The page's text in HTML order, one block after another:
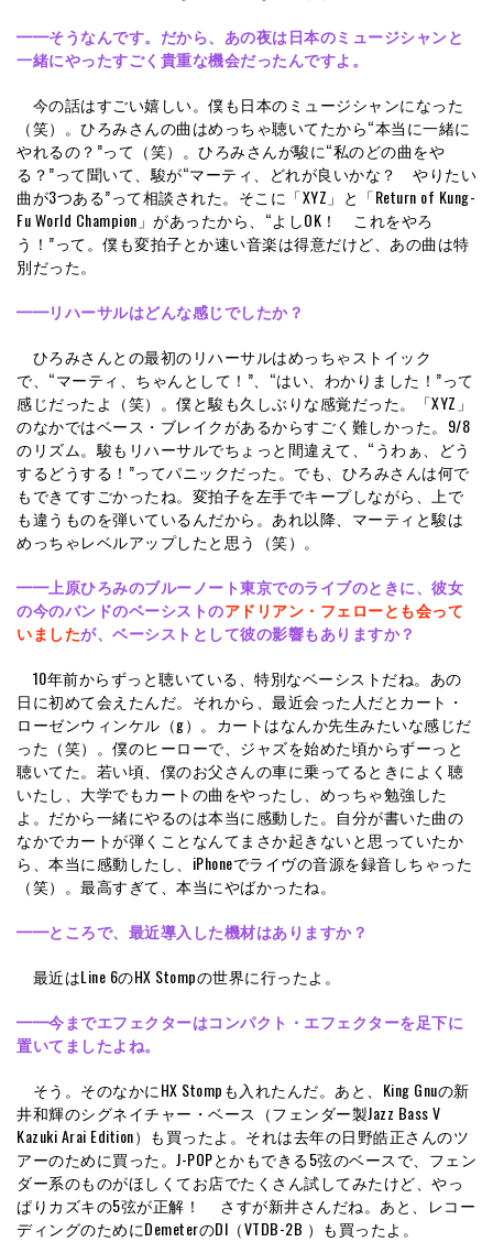
━━そうなんです。だから、あの夜は日本のミュージシャンと
一緒にやったすごく貴重な機会だったんですよ。
今の話はすごい嬉しい。僕も日本のミュージシャンになった
（笑）。ひろみさんの曲はめっちゃ聴いてたから“本当に一緒に
やれるの？”って（笑）。ひろみさんが駿に“私のどの曲をや
る？”って聞いて、駿が“マーティ、どれが良いかな？ やりたい
曲が3つある”って相談された。そこに「XYZ」と「Return of Kung-
Fu World Champion」があったから、“よしOK！ これをやろ
う！”って。僕も変拍子とか速い音楽は得意だけど、あの曲は特
別だった。
━━リハーサルはどんな感じでしたか？
ひろみさんとの最初のリハーサルはめっちゃストイック
で、“マーティ、ちゃんとして！”、“はい、わかりました！”って
感じだったよ（笑）。僕と駿も久しぶりな感覚だった。「XYZ」
のなかではベース・ブレイクがあるからすごく難しかった。9/8
のリズム。駿もリハーサルでちょっと間違えて、“うわぁ、どう
するどうする！”ってパニックだった。でも、ひろみさんは何で
もできてすごかったね。変拍子を左手でキープしながら、上で
も違うものを弾いているんだから。あれ以降、マーティと駿は
めっちゃレベルアップしたと思う（笑）。
━━上原ひろみのブルーノート東京でのライブのときに、彼女
の今のバンドのベーシストのアドリアン・フェローとも会って
いましたが、ベーシストとして彼の影響もありますか？
10年前からずっと聴いている、特別なベーシストだね。あの
日に初めて会えたんだ。それから、最近会った人だとカート・
ローゼンウィンケル（g）。カートはなんか先生みたいな感じだ
った（笑）。僕のヒーローで、ジャズを始めた頃からずーっと
聴いてた。若い頃、僕のお父さんの車に乗ってるときによく聴
いたし、大学でもカートの曲をやったし、めっちゃ勉強した
よ。だから一緒にやるのは本当に感動した。自分が書いた曲の
なかでカートが弾くことなんてまさか起きないと思っていたか
ら、本当に感動したし、iPhoneでライヴの音源を録音しちゃった
（笑）。最高すぎて、本当にやばかったね。
━━ところで、最近導入した機材はありますか？
最近はLine 6のHX Stompの世界に行ったよ。
━━今までエフェクターはコンパクト・エフェクターを足下に
置いてましたよね。
そう。そのなかにHX Stompも入れたんだ。あと、King Gnuの新
井和輝のシグネイチャー・ベース（フェンダー製Jazz Bass V
Kazuki Arai Edition）も買ったよ。それは去年の日野皓正さんのツ
アーのために買った。J-POPとかもできる5弦のベースで、フェン
ダー系のものがほしくてお店でたくさん試してみたけど、やっ
ぱりカズキの5弦が正解！ さすが新井さんだね。あと、レコー
ディングのためにDemeterのDI（VTDB-2B ）も買ったよ。